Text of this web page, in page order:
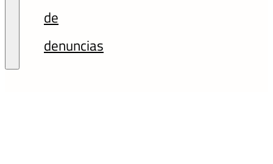
de
denuncias